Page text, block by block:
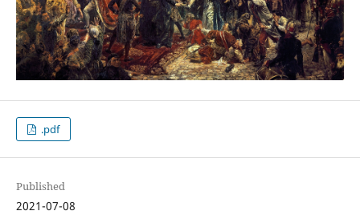
.pdf
Published
2021-07-08